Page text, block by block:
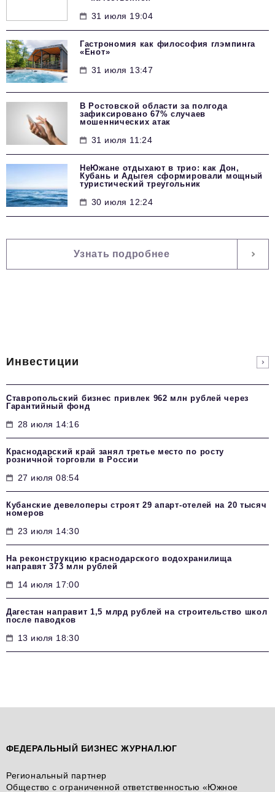
31 июля 19:04
Гастрономия как философия глэмпинга
«Енот»
31 июля 13:47
В Ростовской области за полгода
зафиксировано 67% случаев
мошеннических атак
31 июля 11:24
НеЮжане отдыхают в трио: как Дон,
Кубань и Адыгея сформировали мощный
туристический треугольник
30 июля 12:24
Узнать подробнее
Инвестиции
Ставропольский бизнес привлек 962 млн рублей через
Гарантийный фонд
28 июля 14:16
Краснодарский край занял третье место по росту
розничной торговли в России
27 июля 08:54
Кубанские девелоперы строят 29 апарт-отелей на 20 тысяч
номеров
23 июля 14:30
На реконструкцию краснодарского водохранилища
направят 373 млн рублей
14 июля 17:00
Дагестан направит 1,5 млрд рублей на строительство школ
после паводков
13 июля 18:30
ФЕДЕРАЛЬНЫЙ БИЗНЕС ЖУРНАЛ.ЮГ
Региональный партнер
Общество с ограниченной ответственностью «Южное